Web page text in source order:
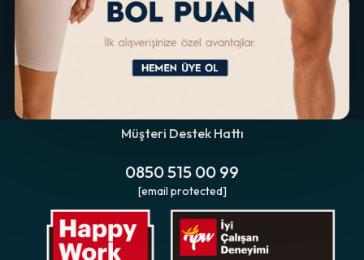
Müşteri Destek Hattı
0850 515 00 99
[email protected]